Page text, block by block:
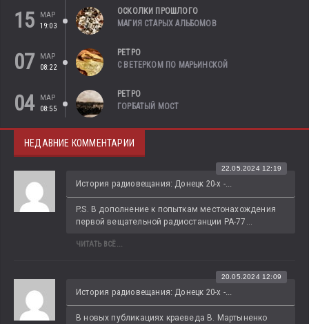
15
МАР
19:03
ОСКОЛКИ ПРОШЛОГО
МАГИЯ СТАРЫХ АЛЬБОМОВ
07
МАР
08:22
РЕТРО
С ВЕТЕРКОМ ПО МАРЬИНСКОЙ
04
МАР
08:55
РЕТРО
ГОРБАТЫЙ МОСТ
НЕДАВНИЕ КОММЕНТАРИИ
История радиовещания: Донецк 20-х -...
22.05.2024 12:19
P.S. В дополнение к попыткам местонахождения
первой вещательной радиостанции РА-77...
ЧИТАТЬ ВСЁ...
История радиовещания: Донецк 20-х -...
20.05.2024 12:09
В новых публикациях краеведа В. Мартыненко